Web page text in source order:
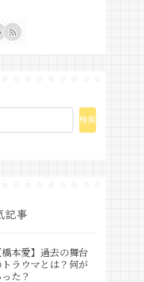
検索
記事
橋本愛】過去の舞台
トラウマとは？何が
た？